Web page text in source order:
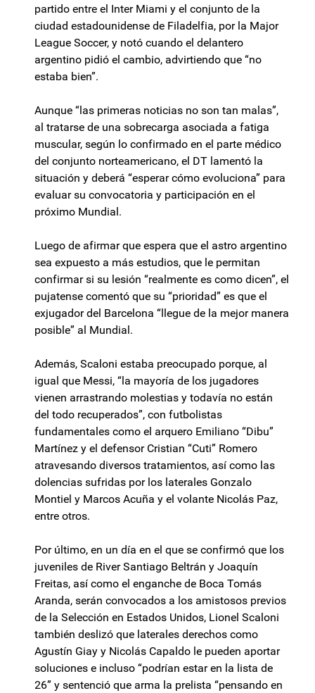
partido entre el Inter Miami y el conjunto de la
ciudad estadounidense de Filadelfia, por la Major
League Soccer, y notó cuando el delantero
argentino pidió el cambio, advirtiendo que “no
estaba bien”.
Aunque “las primeras noticias no son tan malas”,
al tratarse de una sobrecarga asociada a fatiga
muscular, según lo confirmado en el parte médico
del conjunto norteamericano, el DT lamentó la
situación y deberá “esperar cómo evoluciona” para
evaluar su convocatoria y participación en el
próximo Mundial.
Luego de afirmar que espera que el astro argentino
sea expuesto a más estudios, que le permitan
confirmar si su lesión “realmente es como dicen”, el
pujatense comentó que su “prioridad” es que el
exjugador del Barcelona “llegue de la mejor manera
posible” al Mundial.
Además, Scaloni estaba preocupado porque, al
igual que Messi, “la mayoría de los jugadores
vienen arrastrando molestias y todavía no están
del todo recuperados”, con futbolistas
fundamentales como el arquero Emiliano “Dibu”
Martínez y el defensor Cristian “Cuti” Romero
atravesando diversos tratamientos, así como las
dolencias sufridas por los laterales Gonzalo
Montiel y Marcos Acuña y el volante Nicolás Paz,
entre otros.
Por último, en un día en el que se confirmó que los
juveniles de River Santiago Beltrán y Joaquín
Freitas, así como el enganche de Boca Tomás
Aranda, serán convocados a los amistosos previos
de la Selección en Estados Unidos, Lionel Scaloni
también deslizó que laterales derechos como
Agustín Giay y Nicolás Capaldo le pueden aportar
soluciones e incluso “podrían estar en la lista de
26” y sentenció que arma la prelista “pensando en